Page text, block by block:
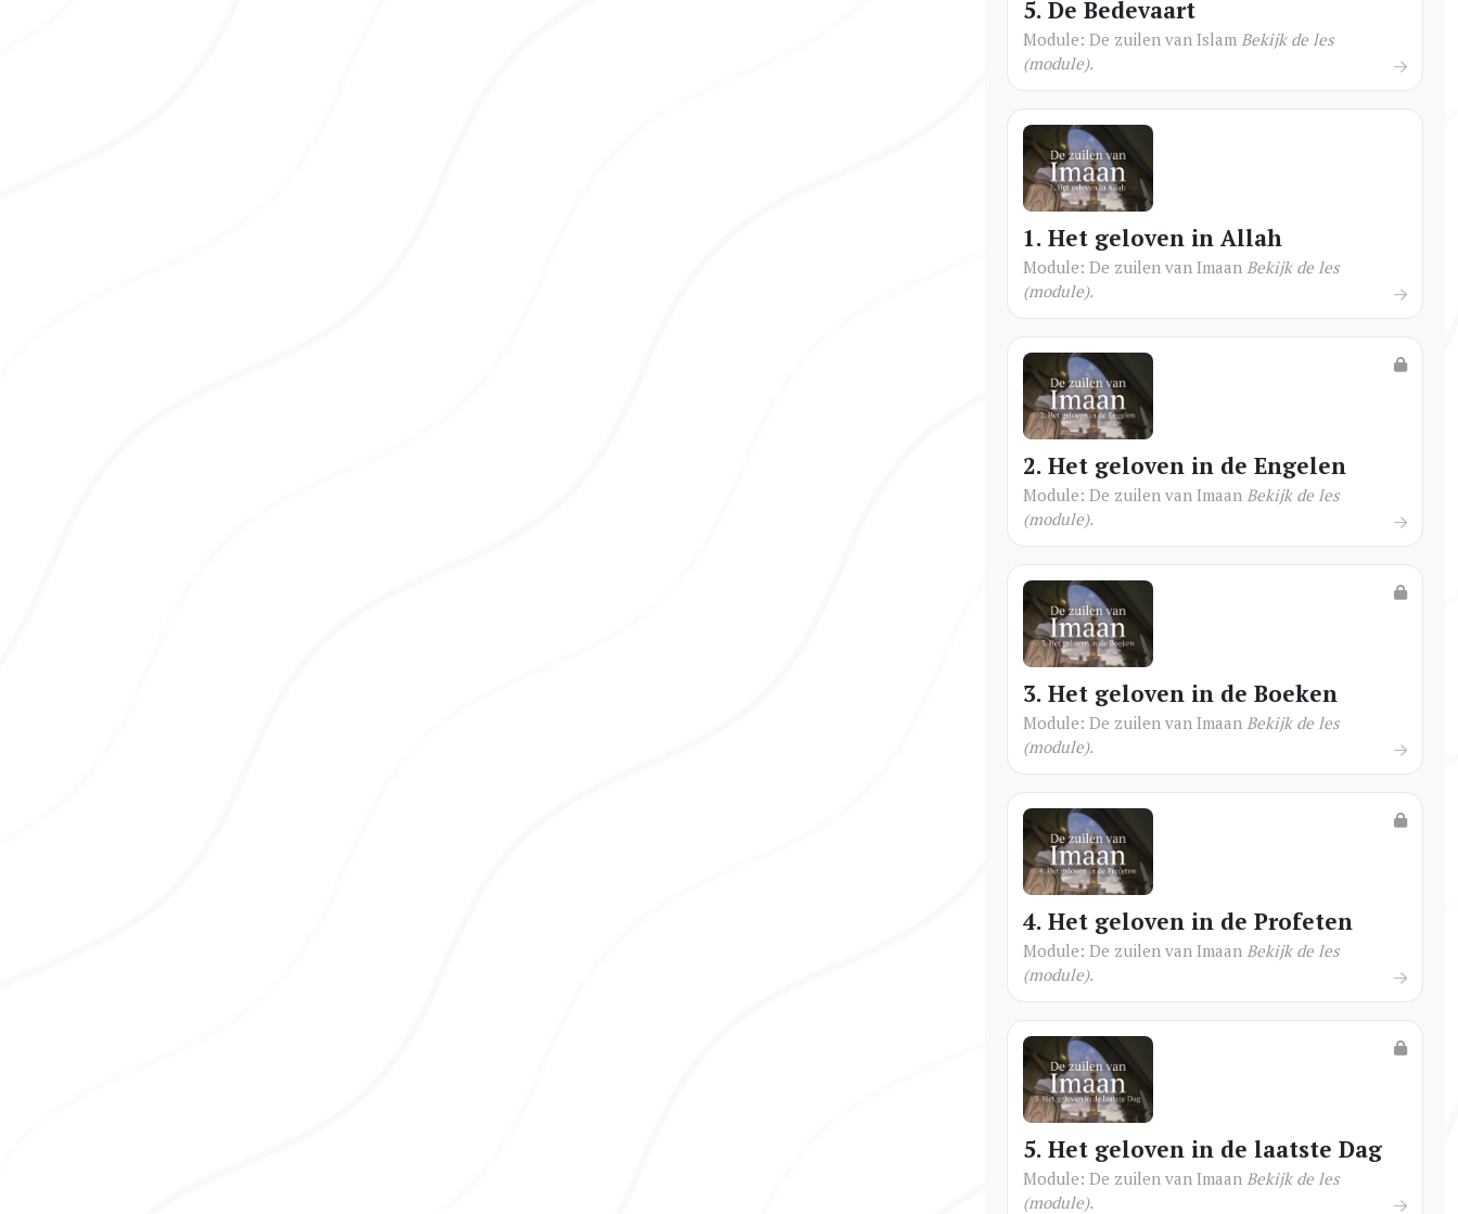
5. De Bedevaart
Module: De zuilen van Islam Bekijk de les
(module).
1. Het geloven in Allah
Module: De zuilen van Imaan Bekijk de les
(module).
2. Het geloven in de Engelen
Module: De zuilen van Imaan Bekijk de les
(module).
3. Het geloven in de Boeken
Module: De zuilen van Imaan Bekijk de les
(module).
4. Het geloven in de Profeten
Module: De zuilen van Imaan Bekijk de les
(module).
5. Het geloven in de laatste Dag
Module: De zuilen van Imaan Bekijk de les
(module).